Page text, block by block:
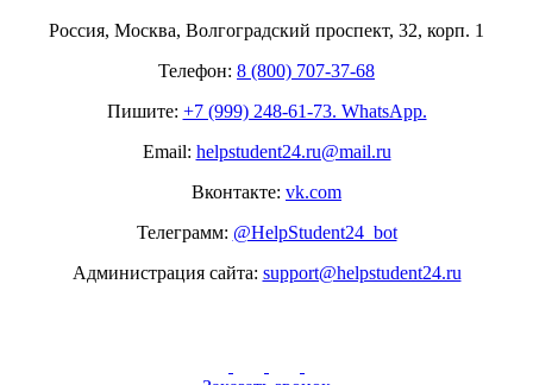
Россия, Москва, Волгоградский проспект, 32, корп. 1
Телефон: 8 (800) 707-37-68
Пишите: +7 (999) 248-61-73. WhatsApp.
Email: helpstudent24.ru@mail.ru
Вконтакте: vk.com
Телеграмм: @HelpStudent24_bot
Администрация сайта: support@helpstudent24.ru